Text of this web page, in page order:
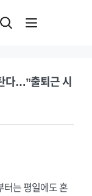
다…”출퇴근 시
터는 평일에도 혼